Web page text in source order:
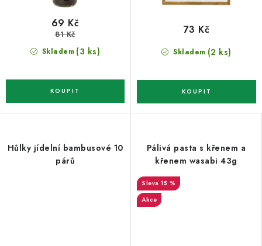
Skladem (3 ks)
69 Kč
81 Kč
Skladem (2 ks)
73 Kč
Hůlky jídelní bambusové 10
párů
Pálivá pasta s křenem a
křenem wasabi 43g
15 %
Akce